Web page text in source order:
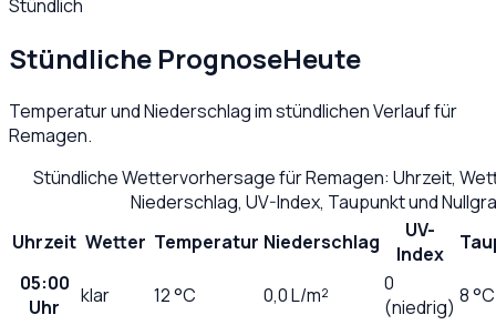
Stündlich
Stündliche PrognoseHeute
Temperatur und Niederschlag im stündlichen Verlauf für
Remagen.
Stündliche Wettervorhersage fürRemagen: Uhrzeit,
Niederschlag, UV-Index, Taupunkt und
Uhrzeit Wetter Temperatur Niederschlag
UV-
Index
05:00
Uhr
klar 12°C 0,0L/m²
0
(niedrig) 8 °C